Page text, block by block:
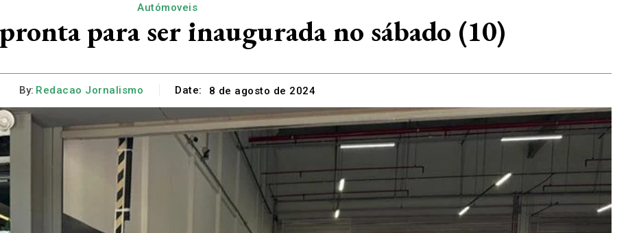
Autómoveis
para ser inaugurada no sábado (10)
By: Redacao Jornalismo Date: 8 de agosto de 2024